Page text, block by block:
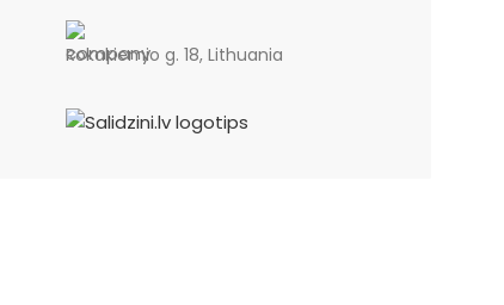
Rokakiemio g. 18, Lithuania